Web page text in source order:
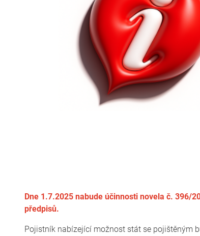
Dne 1.7.2025 nabude účinnosti novela č. 396/
předpisů.
Pojistník nabízející možnost stát se pojištěným